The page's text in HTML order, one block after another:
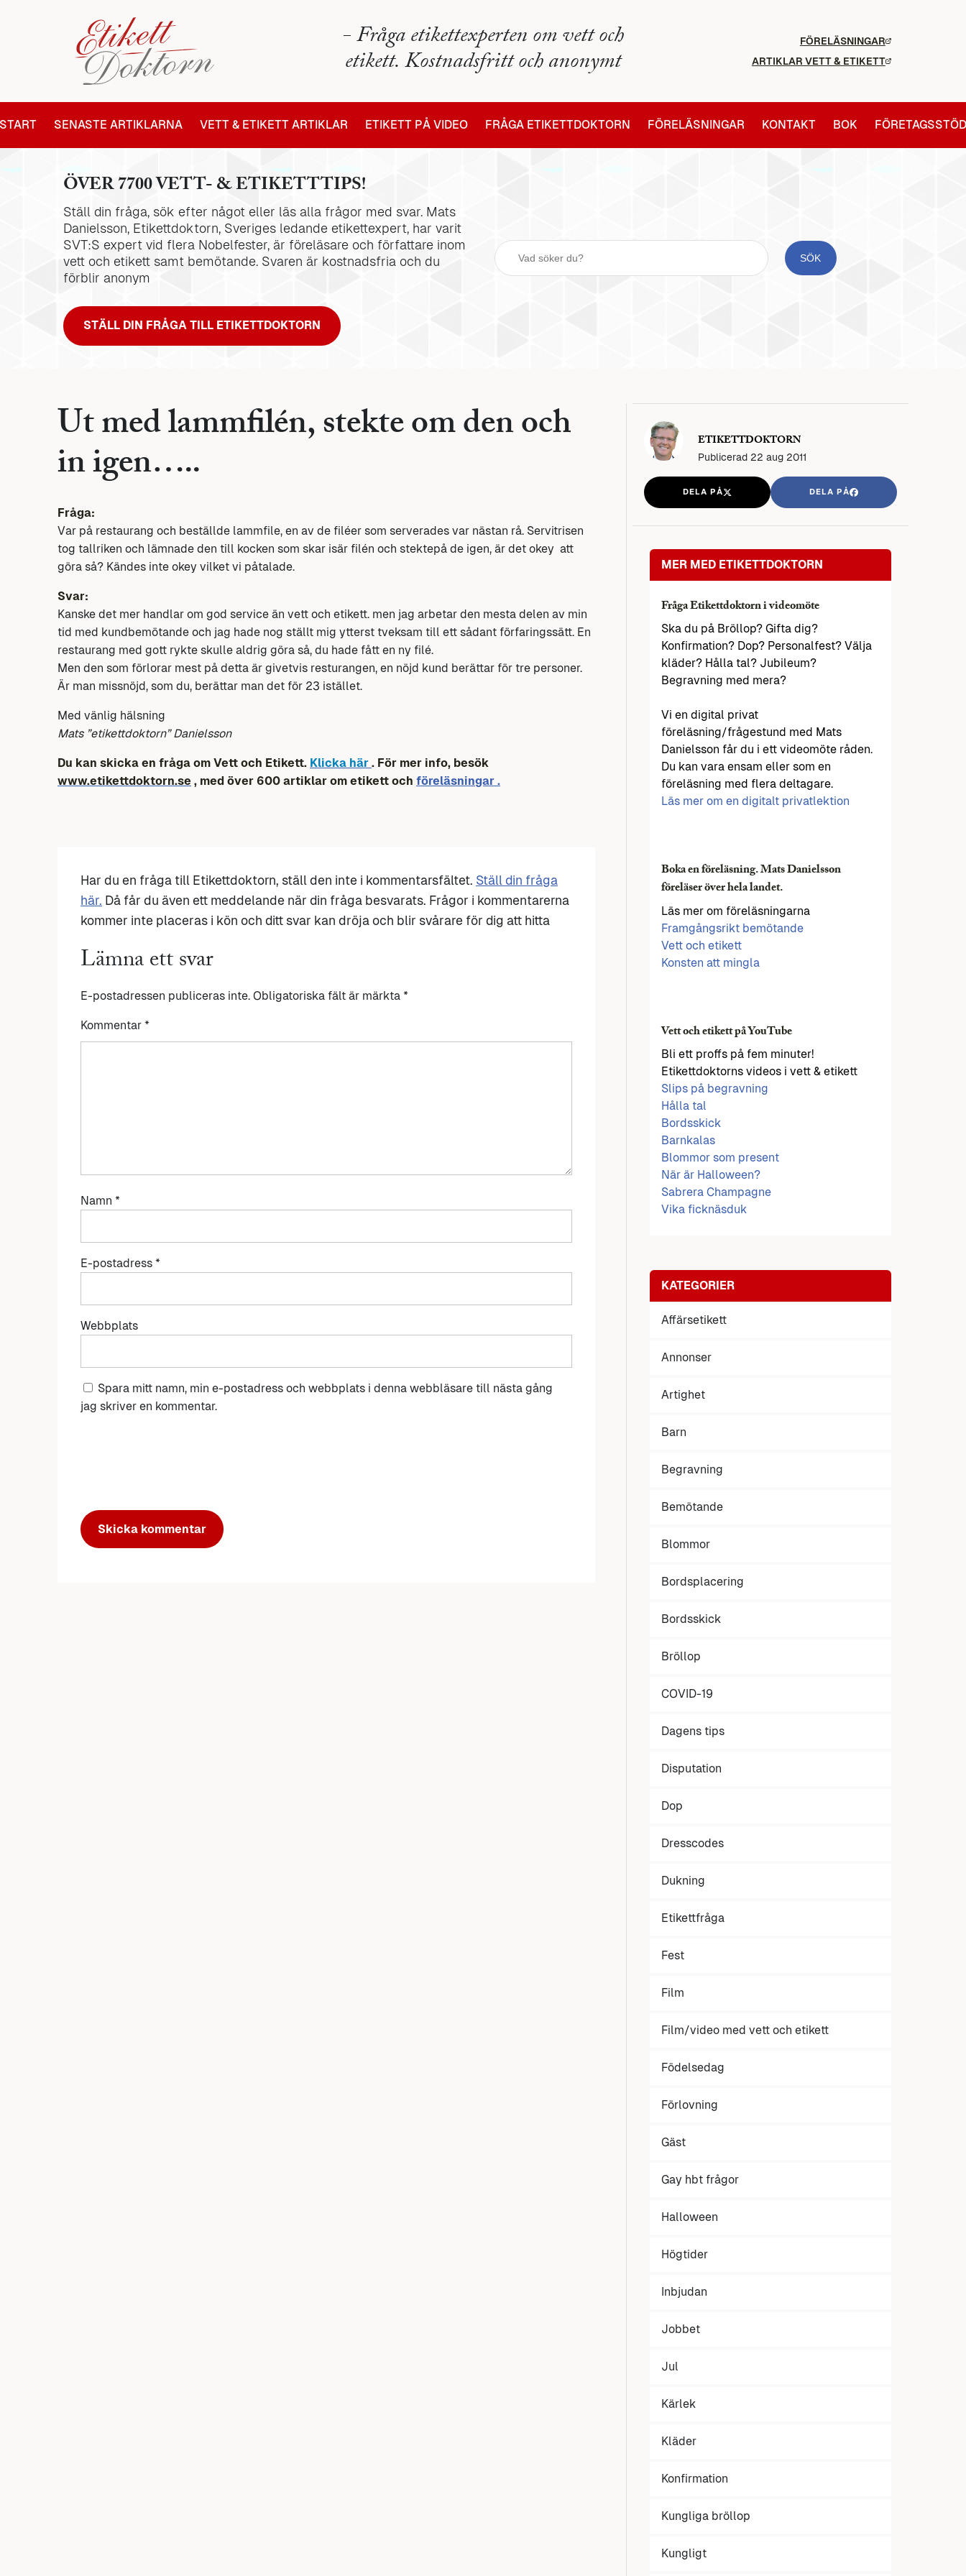
- Fråga etikettexperten om vett och
etikett. Kostnadsfritt och anonymt
FÖRELÄSNINGAR
ARTIKLAR VETT & ETIKETT
START SENASTE ARTIKLARNA VETT & ETIKETT ARTIKLAR ETIKETT PÅ VIDEO FRÅGA ETIKETTDOKTORN FÖRELÄSNINGAR KONTAKT BOK FÖRETAGSSTÖD
ÖVER 7700 VETT- & ETIKETTTIPS!
Ställ din fråga, sök efter något eller läs alla frågor med svar. Mats
Danielsson, Etikettdoktorn, Sveriges ledande etikettexpert, har varit
SVT:S expert vid flera Nobelfester, är föreläsare och författare inom
vett och etikett samt bemötande. Svaren är kostnadsfria och du
förblir anonym
STÄLL DIN FRÅGA TILL ETIKETTDOKTORN
Ut med lammfilén, stekte om den och
in igen…..
Fråga:
Var på restaurang och beställde lammfile, en av de filéer som serverades var nästan rå. Servitrisen
tog tallriken och lämnade den till kocken som skar isär filén och stektepå de igen, är det okey att
göra så? Kändes inte okey vilket vi påtalade.
Svar:
Kanske det mer handlar om god service än vett och etikett. men jag arbetar den mesta delen av min
tid med kundbemötande och jag hade nog ställt mig ytterst tveksam till ett sådant förfaringssätt. En
restaurang med gott rykte skulle aldrig göra så, du hade fått en ny filé.
Men den som förlorar mest på detta är givetvis resturangen, en nöjd kund berättar för tre personer.
Är man missnöjd, som du, berättar man det för 23 istället.
Med vänlig hälsning
Mats ”etikettdoktorn” Danielsson
Du kan skicka en fråga om Vett och Etikett. Klicka här . För mer info, besök
www.etikettdoktorn.se , med över 600 artiklar om etikett och föreläsningar .
Har du en fråga till Etikettdoktorn, ställ den inte i kommentarsfältet. Ställ din fråga
här. Då får du även ett meddelande när din fråga besvarats. Frågor i kommentarerna
kommer inte placeras i kön och ditt svar kan dröja och blir svårare för dig att hitta
Lämna ett svar
E-postadressen publiceras inte. Obligatoriska fält är märkta *
Kommentar *
Namn *
E-postadress *
Webbplats
Spara mitt namn, min e-postadress och webbplats i denna webbläsare till nästa gång
jag skriver en kommentar.
ETIKETTDOKTORN
Publicerad 22 aug 2011
DELA PÅ DELA PÅ
MER MED ETIKETTDOKTORN
Fråga Etikettdoktorn i videomöte
Ska du på Bröllop? Gifta dig?
Konfirmation? Dop? Personalfest? Välja
kläder? Hålla tal? Jubileum?
Begravning med mera?
Vi en digital privat
föreläsning/frågestund med Mats
Danielsson får du i ett videomöte råden.
Du kan vara ensam eller som en
föreläsning med flera deltagare.
Läs mer om en digitalt privatlektion
Boka en föreläsning. Mats Danielsson
föreläser över hela landet.
Läs mer om föreläsningarna
Framgångsrikt bemötande
Vett och etikett
Konsten att mingla
Vett och etikett på YouTube
Bli ett proffs på fem minuter!
Etikettdoktorns videos i vett & etikett
Slips på begravning
Hålla tal
Bordsskick
Barnkalas
Blommor som present
När är Halloween?
Sabrera Champagne
Vika ficknäsduk
KATEGORIER
Affärsetikett
Annonser
Artighet
Barn
Begravning
Bemötande
Blommor
Bordsplacering
Bordsskick
Bröllop
COVID-19
Dagens tips
Disputation
Dop
Dresscodes
Dukning
Etikettfråga
Fest
Film
Film/video med vett och etikett
Födelsedag
Förlovning
Gäst
Gay hbt frågor
Halloween
Högtider
Inbjudan
Jobbet
Jul
Kärlek
Kläder
Konfirmation
Kungliga bröllop
Kungligt